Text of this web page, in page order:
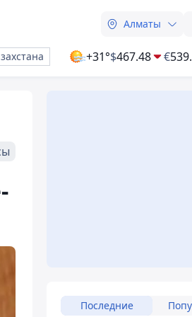
Алматы
+31°$467.48 €
Последние